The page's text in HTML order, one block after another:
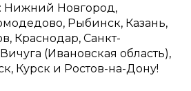
Нижний Новгород,
Рыбинск, Казань,
Краснодар, Санкт-
(Ивановская область),
Курск и Ростов-на-Дону!